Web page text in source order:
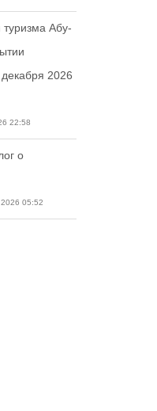
туризма Абу-
2026
22:58
о
05:52